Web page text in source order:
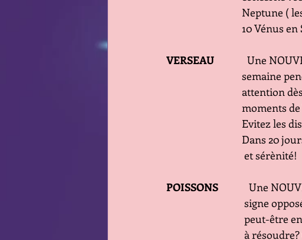
VERSEAU
Une
                                 et sérènité!
POISSONS
Une